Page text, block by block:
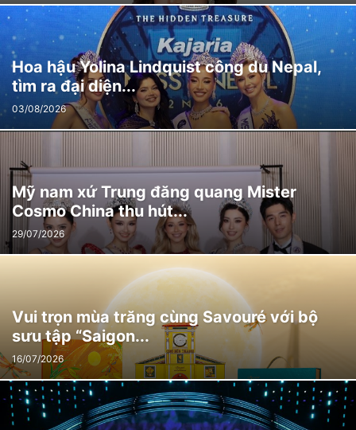
Hoa hậu Yolina Lindquist công du Nepal,
tìm ra đại diện...
03/08/2026
Mỹ nam xứ Trung đăng quang Mister
Cosmo China thu hút...
29/07/2026
Vui trọn mùa trăng cùng Savouré với bộ
sưu tập “Saigon...
16/07/2026